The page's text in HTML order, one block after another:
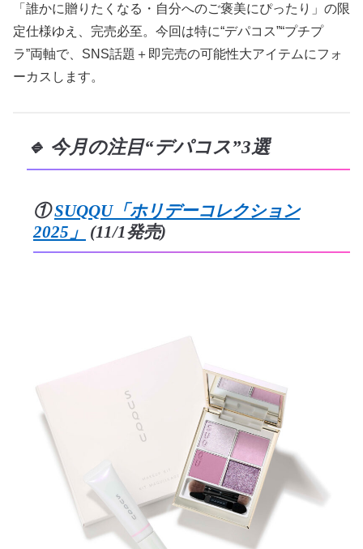
「誰かに贈りたくなる・自分へのご褒美にぴったり」の限
定仕様ゆえ、完売必至。今回は特に“デパコス”“プチプ
ラ”両軸で、SNS話題＋即完売の可能性大アイテムにフォ
ーカスします。
🔹 今月の注目“デパコス”3選
①SUQQU「ホリデーコレクション
2025」
(11/1発売)